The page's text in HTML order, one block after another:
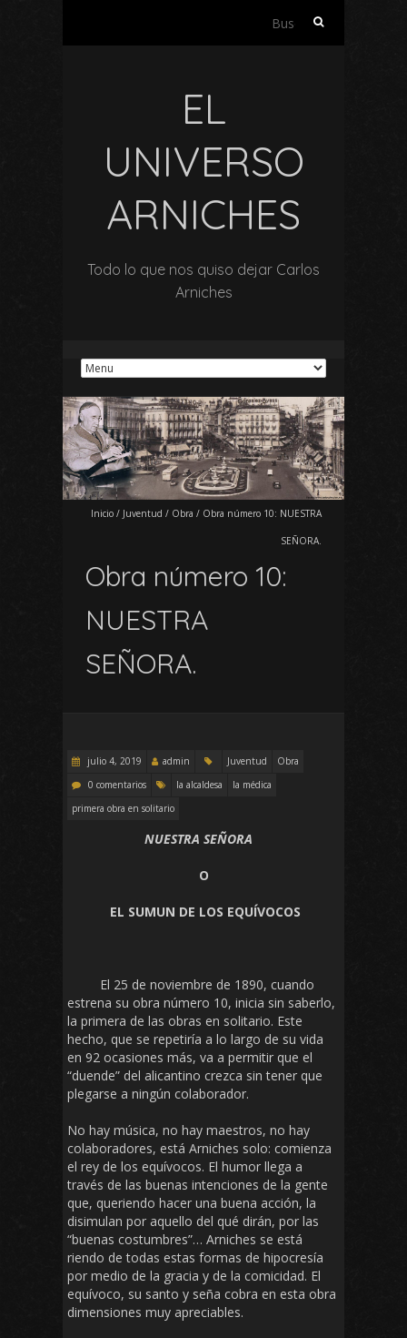
Buscar:
EL
UNIVERSO
ARNICHES
Todo lo que nos quiso dejar Carlos
Arniches
Inicio / Juventud / Obra / Obra número 10: NUESTRA
SEÑORA.
Obra número 10:
NUESTRA
SEÑORA.
julio 4, 2019 admin Juventud
Obra
0 comentarios
la alcaldesa
la médica
primera obra en solitario
NUESTRA SEÑORA
O
EL SUMUN DE LOS EQUÍVOCOS
El 25 de noviembre de 1890, cuando
estrena su obra número 10, inicia sin saberlo,
la primera de las obras en solitario. Este
hecho, que se repetiría a lo largo de su vida
en 92 ocasiones más, va a permitir que el
“duende” del alicantino crezca sin tener que
plegarse a ningún colaborador.
No hay música, no hay maestros, no hay
colaboradores, está Arniches solo: comienza
el rey de los equívocos. El humor llega a
través de las buenas intenciones de la gente
que, queriendo hacer una buena acción, la
disimulan por aquello del qué dirán, por las
“buenas costumbres”… Arniches se está
riendo de todas estas formas de hipocresía
por medio de la gracia y de la comicidad. El
equívoco, su santo y seña cobra en esta obra
dimensiones muy apreciables.